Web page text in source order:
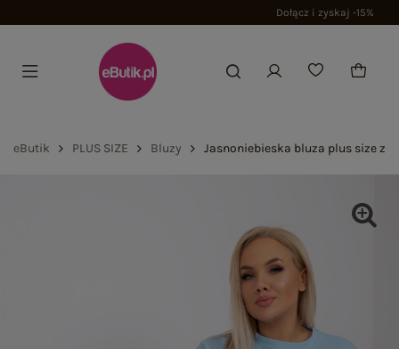
eButik PLUS SIZE Bluzy Jasnoniebieska bluza plus size z